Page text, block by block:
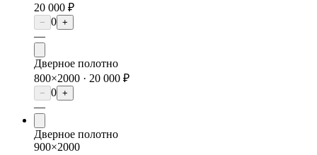
20 000 ₽
− 0 +
—
Дверное полотно
800×2000 · 20 000 ₽
− 0 +
—
Дверное полотно
900×2000